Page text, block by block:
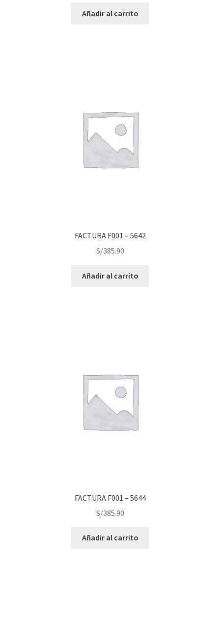
Añadir al carrito
FACTURA F001 – 5642
S/385.90
Añadir al carrito
FACTURA F001 – 5644
S/385.90
Añadir al carrito